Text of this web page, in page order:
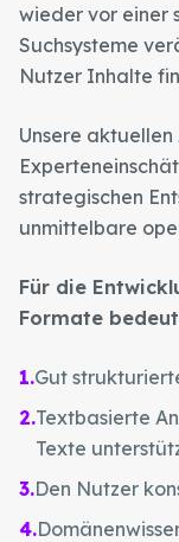
wieder vor einer
Suchsysteme
Nutzer Inhalte
Unsere aktuellen
strategischen
unmittelbare
Für die
Formate
1.Gut
2.Textbasierte
Texte
3.Den Nutzer
4.